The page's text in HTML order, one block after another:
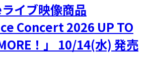
イブ映像商品
Concert 2026 UP TO
！」 10/14(水) 発売